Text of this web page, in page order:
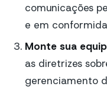
comunicações
e em
Monte sua
as diretrizes
gerenciamento